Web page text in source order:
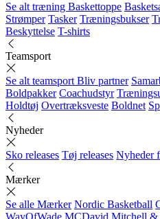
Se alt træning Baskettoppe
Strømper Tasker Træningsbukser
Beskyttelse T-shirts
Teamsport
Se alt teamsport Bliv partner
Boldpakker Coachudstyr
Holdtøj Overtræksveste Boldnet
Nyheder
Sko releases Tøj releases Nyheder
Mærker
Se alle Mærker Nordic Basketball
WayOfWade MCDavid Mitchell &